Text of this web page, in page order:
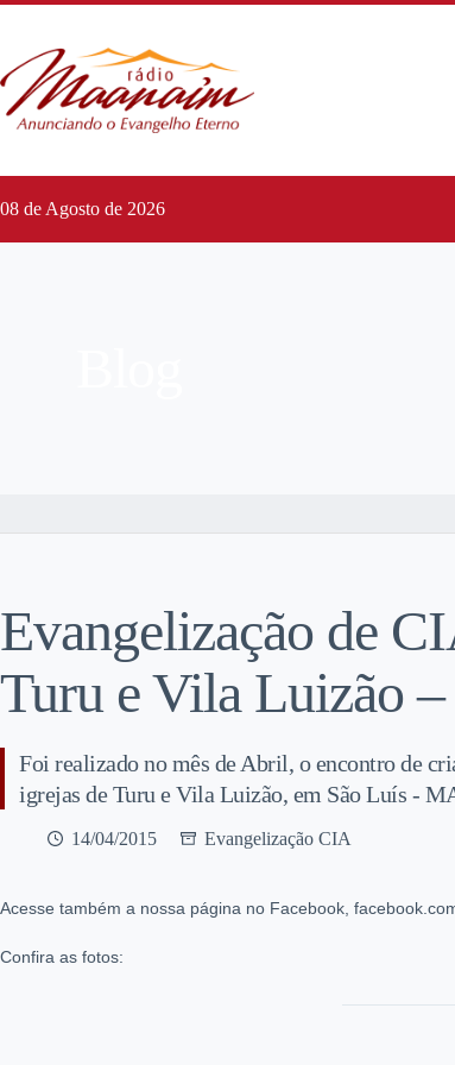
08 de Agosto de 2026
Evangelização de
Turu e Vila Luizão
Foi realizado no mês de Abril, o encontro de
igrejas de Turu e Vila Luizão, em São Luís -
14/04/2015 Evangelização CIA
Acesse também a nossa página no Facebook,
Confira as fotos: